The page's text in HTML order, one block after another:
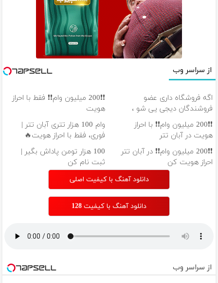
از سراسر وب
اگه فروشگاه داری عضو
فروشندگان دیجی پی شو ،
فروش رو بالا ببر
❗❗200 میلیون وام❗❗ فقط با احراز
هویت
❗❗200 میلیون وام❗❗ با احراز
هویت در آبان تتر
وام 100 هزار تتری آبان تتر |
فوری، فقط با احراز هویت🔥
❗❗200 میلیون وام❗❗ در آبان تتر
احراز هویت کن
100 هزار تومن پاداش بگیر |
ثبت نام کن
دانلود آهنگ با کیفیت اصلی
دانلود آهنگ با کیفیت 128
از سراسر وب